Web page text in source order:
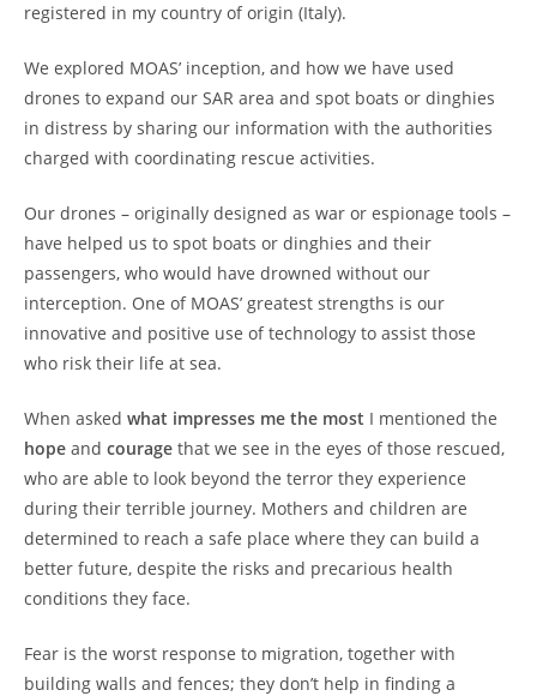
registered in my country of origin (Italy).
We explored MOAS’ inception, and how we have used
drones to expand our SAR area and spot boats or dinghies
in distress by sharing our information with the authorities
charged with coordinating rescue activities.
Our drones – originally designed as war or espionage tools –
have helped us to spot boats or dinghies and their
passengers, who would have drowned without our
interception. One of MOAS’ greatest strengths is our
innovative and positive use of technology to assist those
who risk their life at sea.
When asked what impresses me the most I mentioned the
hope and courage that we see in the eyes of those rescued,
who are able to look beyond the terror they experience
during their terrible journey. Mothers and children are
determined to reach a safe place where they can build a
better future, despite the risks and precarious health
conditions they face.
Fear is the worst response to migration, together with
building walls and fences; they don’t help in finding a